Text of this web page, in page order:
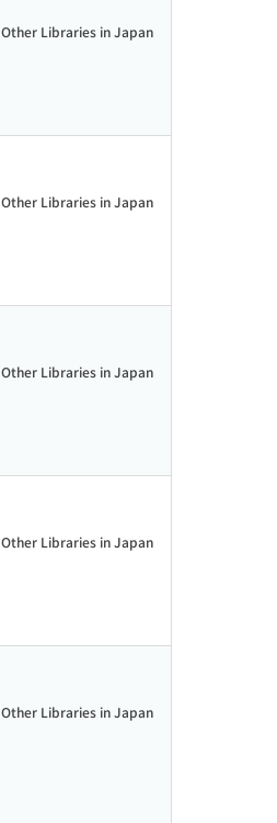
Other Libraries in Japan
Other Libraries in Japan
Other Libraries in Japan
Other Libraries in Japan
Other Libraries in Japan